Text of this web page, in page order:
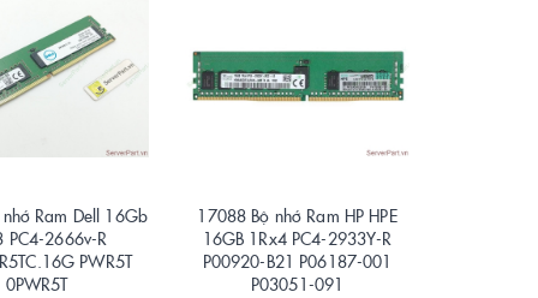
Ram Dell 16Gb
PC4-2666v-R
PWR5T
0PWR5T
17088 Bộ nhớ Ram HP HPE
16GB 1Rx4 PC4-2933Y-R
P00920-B21 P06187-001
P03051-091